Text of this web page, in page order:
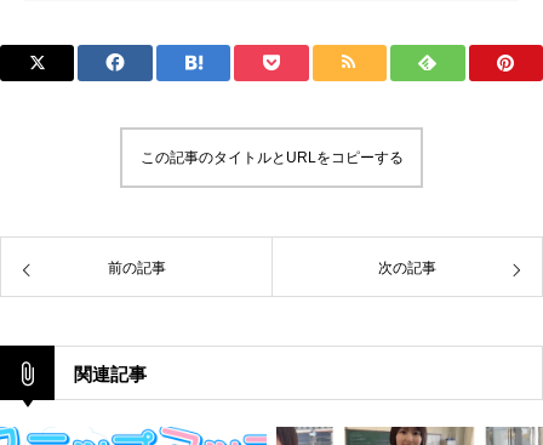
この記事のタイトルとURLをコピーする
前の記事 次の記事
関連記事